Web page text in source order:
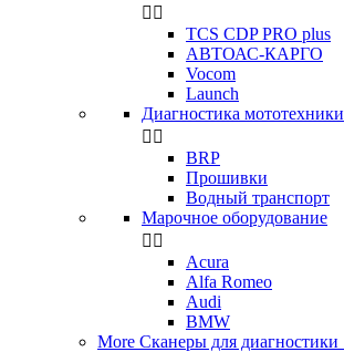
 
TCS CDP PRO plus
АВТОАС-КАРГО
Vocom
Launch
Диагностика мототехники
 
BRP
Прошивки
Водный транспорт
Марочное оборудование
 
Acura
Alfa Romeo
Audi
BMW
More Сканеры для диагностики